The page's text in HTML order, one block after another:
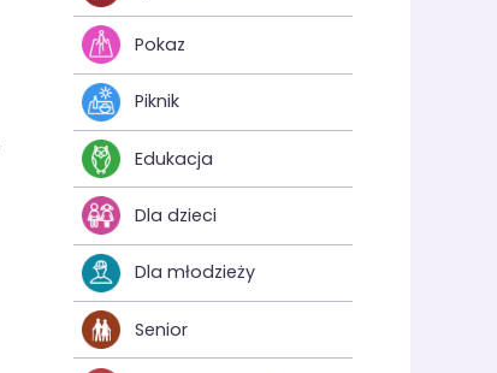
Pokaz
Piknik
Edukacja
Dla dzieci
Dla młodzieży
Senior